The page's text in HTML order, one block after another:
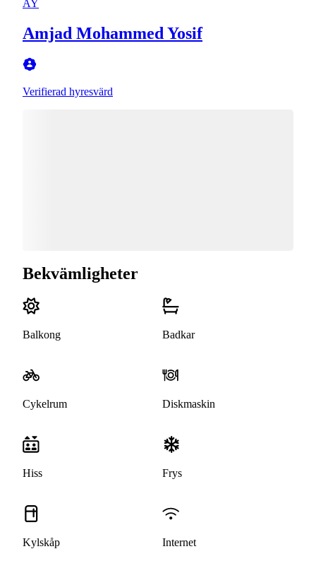
AY
Amjad Mohammed Yosif
Verifierad hyresvärd
Bekvämligheter
Balkong Badkar
Cykelrum Diskmaskin
Hiss Frys
Kylskåp Internet